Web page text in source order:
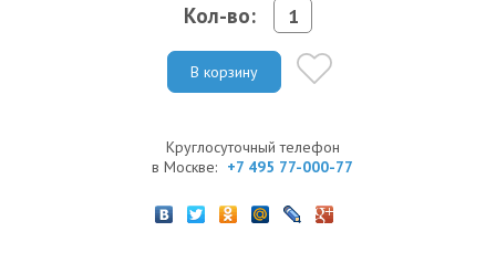
Кол-во:
В корзину
Круглосуточный телефон
в Москве: +7 495 77-000-77